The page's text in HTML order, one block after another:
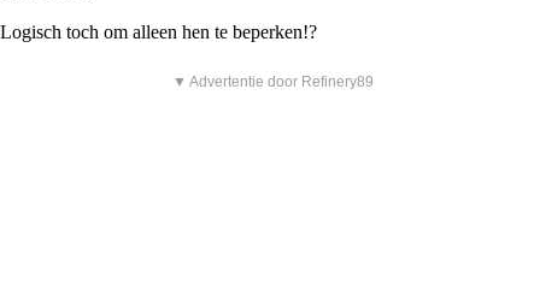
Logisch toch om alleen hen te beperken!?
▼ Advertentie door Refinery89